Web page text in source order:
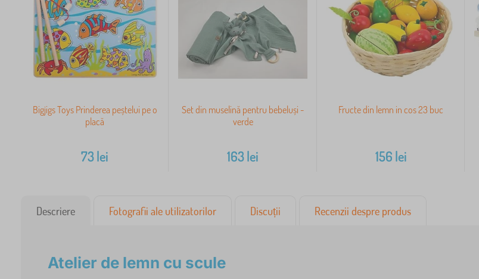
Bigjigs Toys Prinderea peștelui pe o
placă
73lei
Set din muselină pentru bebeluși -
verde
163lei
Fructe din lemn in cos 23 buc
156 lei
Descriere Fotografii ale utilizatorilor Discuții Recenzii despre produs
Atelier de lemn cu scule